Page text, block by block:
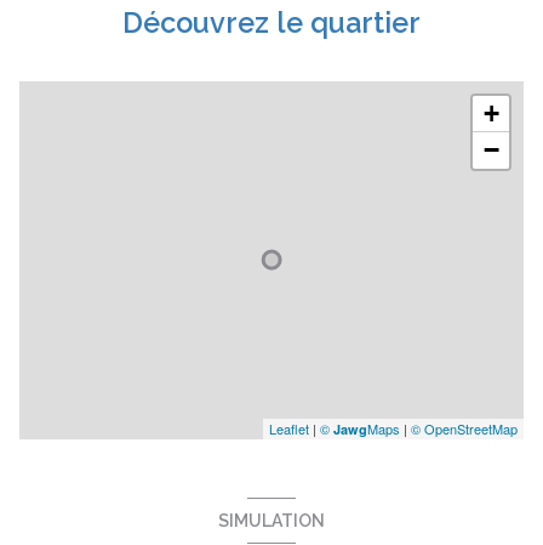
Découvrez le quartier
+
−
Leaflet | © JawgMaps | © OpenStreetMap
SIMULATION